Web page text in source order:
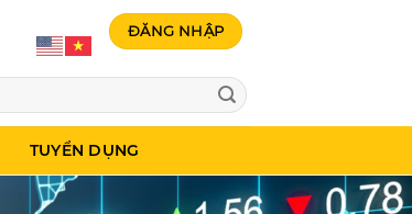
ĐĂNG NHẬP
TUYỂN DỤNG